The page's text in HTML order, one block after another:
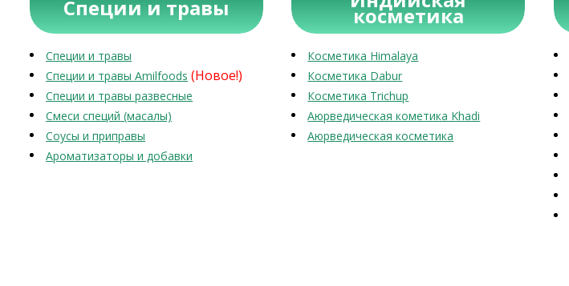
Специи и травы
Специи и травы
Специи и травы Amilfoods (Новое!)
Специи и травы развесные
Смеси специй (масалы)
Соусы и приправы
Ароматизаторы и добавки
косметика
Косметика Himalaya
Косметика Dabur
Косметика Trichup
Аюрведическая кометика Khadi
Аюрведическая косметика